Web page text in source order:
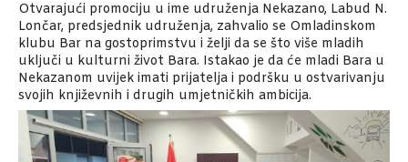
Otvarajući promociju u ime udruženja Nekazano, Labud N.
Lončar, predsjednik udruženja, zahvalio se Omladinskom
klubu Bar na gostoprimstvu i želji da se što više mladih
uključi u kulturni život Bara. Istakao je da će mladi Bara u
Nekazanom uvijek imati prijatelja i podršku u ostvarivanju
svojih književnih i drugih umjetničkih ambicija.